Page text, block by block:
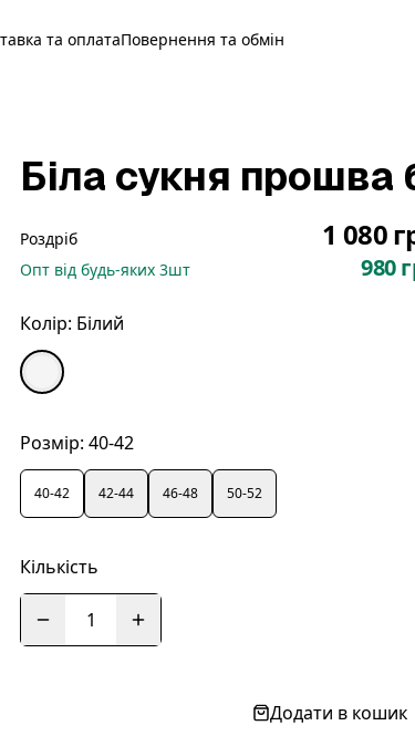
та оплатаПовернення та обмін
Біла сукня прошва
Роздріб 1 080
Опт від будь-яких 3шт 980
Колір: Білий
Розмір: 40-42
40-42 42-44 46-48 50-52
Кількість
1
Додати в кошик